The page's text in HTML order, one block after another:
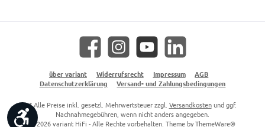
Facebook Instagram YouTube LinkedIn
über variant Widerrufsrecht Impressum
AGB
Datenschutzerklärung
Versand- und Zahlungsbedingungen
* Alle Preise inkl. gesetzl. Mehrwertsteuer zzgl. Versandkostenund ggf.
Nachnahmegebühren, wenn nicht anders angegeben.
© 2026 variant HiFi - Alle Rechte vorbehalten. Theme byThemeWare®
Werkzeugleiste anzeigen